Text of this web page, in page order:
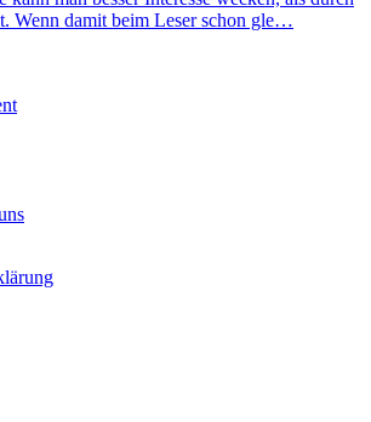
Wenn damit beim Leser schon gle…